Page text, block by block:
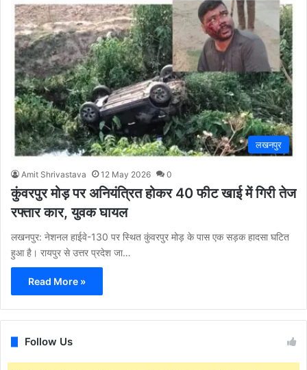
लखनपुर
Amit Shrivastava 12 May 2026 0
कुंवरपुर मोड़ पर अनियंत्रित होकर 40 फीट खाई में गिरी तेज
रफ्तार कार, युवक घायल
लखनपुर: नेशनल हाईवे-130 पर स्थित कुंवरपुर मोड़ के पास एक सड़क हादसा घटित
हुआ है। रायपुर से उत्तर प्रदेश जा…
Read More »
Follow Us